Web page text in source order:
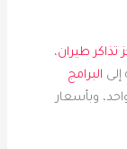
تذاكر طيران،
إلى البرامج
وبأسعار